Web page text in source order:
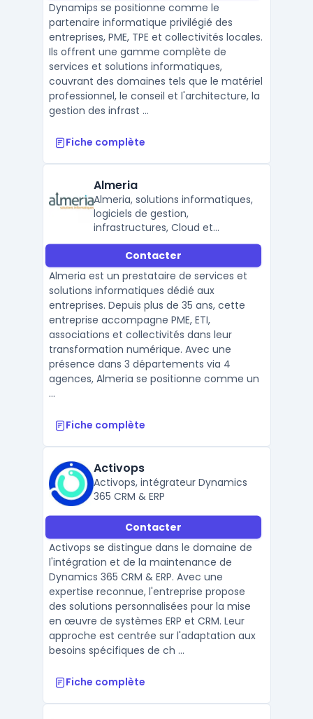
Dynamips se positionne comme le
partenaire informatique privilégié des
entreprises, PME, TPE et collectivités locales.
Ils offrent une gamme complète de
services et solutions informatiques,
couvrant des domaines tels que le matériel
professionnel, le conseil et l'architecture, la
gestion des infrast ...
Fiche complète
Almeria
Almeria, solutions informatiques,
logiciels de gestion,
infrastructures, Cloud et
services de proximité.
Contacter
Almeria est un prestataire de services et
solutions informatiques dédié aux
entreprises. Depuis plus de 35 ans, cette
entreprise accompagne PME, ETI,
associations et collectivités dans leur
transformation numérique. Avec une
présence dans 3 départements via 4
agences, Almeria se positionne comme un
...
Fiche complète
Activops
Activops, intégrateur Dynamics
365 CRM & ERP
Contacter
Activops se distingue dans le domaine de
l'intégration et de la maintenance de
Dynamics 365 CRM & ERP. Avec une
expertise reconnue, l'entreprise propose
des solutions personnalisées pour la mise
en œuvre de systèmes ERP et CRM. Leur
approche est centrée sur l'adaptation aux
besoins spécifiques de ch ...
Fiche complète